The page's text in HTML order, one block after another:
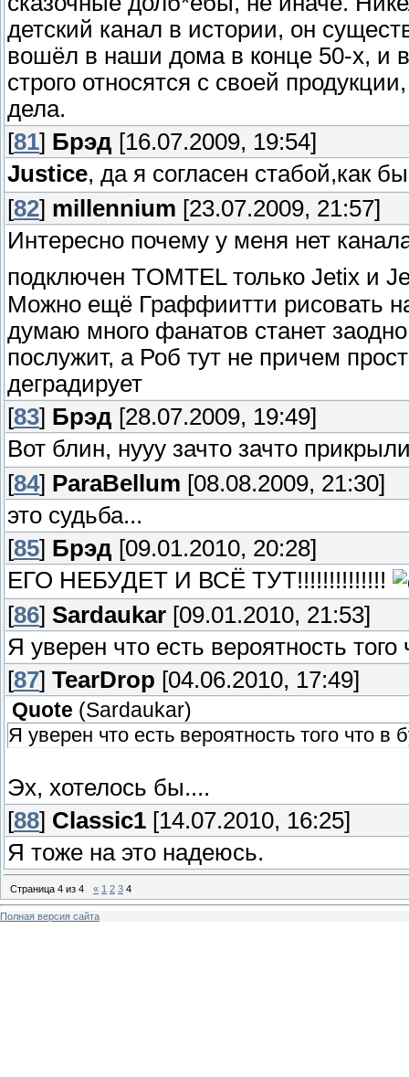
детский канал в истории, он
вошёл в наши дома в конце 50-х, и
строго относятся с своей
дела.
[81] Брэд [16.07.2009, 19:54]
Justice, да я согласен стабой,как
[82] millennium [23.07.2009, 21:57]
Интересно почему у меня нет
подключен TOMTEL только Jetix и
Можно ещё Граффиитти рисовать
думаю много фанатов станет
послужит, а Роб тут не причем
деградирует
[83] Брэд [28.07.2009, 19:49]
Вот блин, нууу зачто зачто
[84] ParaBellum [08.08.2009, 21:30]
это судьба...
[85] Брэд [09.01.2010, 20:28]
ЕГО НЕБУДЕТ И ВСЁ ТУТ!!!!!!!!!!!!!!
[86] Sardaukar [09.01.2010, 21:53]
Я уверен что есть вероятность
[87] TearDrop [04.06.2010, 17:49]
Quote (Sardaukar)
Я уверен что есть вероятность того что
Эх, хотелось бы....
[88] Classic1 [14.07.2010, 16:25]
Я тоже на это надеюсь.
Страница 4 из 4 « 1 2 3 4
Полная версия сайта